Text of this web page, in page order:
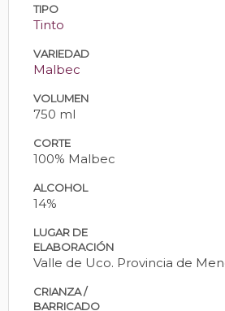
TIPO
Tinto
VARIEDAD
Malbec
VOLUMEN
750 ml
CORTE
100% Malbec
ALCOHOL
14%
LUGAR DE
ELABORACIÓN
Valle de Uco. Provincia de
CRIANZA /
BARRICADO